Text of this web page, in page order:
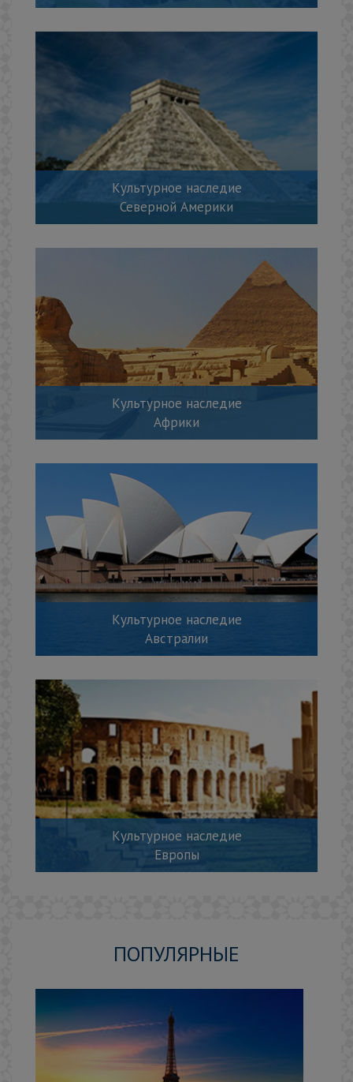
Культурное наследие
Северной Америки
Культурное наследие
Африки
Культурное наследие
Австралии
Культурное наследие
Европы
ПОПУЛЯРНЫЕ